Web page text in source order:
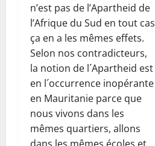
n’est pas de l’Apartheid de
l’Afrique du Sud en tout cas
ça en a les mêmes effets.
Selon nos contradicteurs,
la notion de l´Apartheid est
en l´occurrence inopérante
en Mauritanie parce que
nous vivons dans les
mêmes quartiers, allons
dans les mêmes écoles et